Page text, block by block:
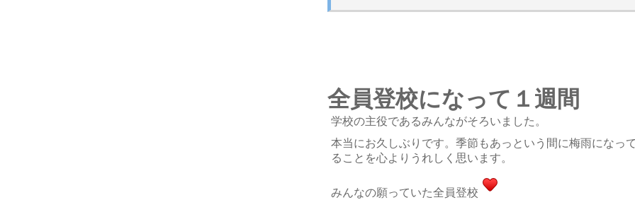
全員登校になって１週間
学校の主役であるみんながそろいました。
本当にお久しぶりです。季節もあっという間に梅雨になっ
ることを心よりうれしく思います。
みんなの願っていた全員登校